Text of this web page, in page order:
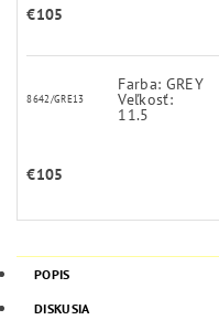
€105
8642/GRE13
Farba: GREY
Veľkosť:
11.5
€105
POPIS
DISKUSIA